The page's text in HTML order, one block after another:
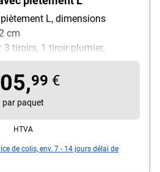
L, dimensions
cm
3 tiroirs, 1 tiroir plumier,
Closing (fermeture
tiroirs), roulettes, dimensions
99 €
par paquet
HTVA
de colis, env. 7 - 14 jours délai de